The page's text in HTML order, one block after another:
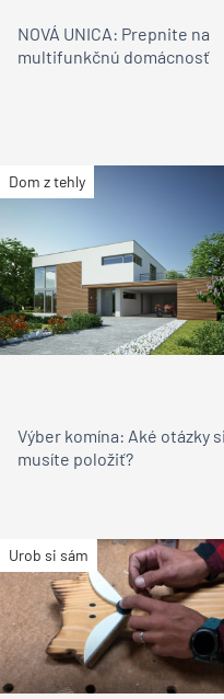
NOVÁ UNICA: Prepnite na
multifunkčnú domácnosť
Dom z tehly
Výber komína: Aké otázky si
musíte položiť?
Urob si sám